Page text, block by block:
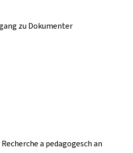
zu Dokumenter
a pedagogesch an